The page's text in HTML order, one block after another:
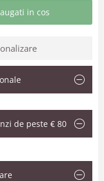
in cos
de peste € 80